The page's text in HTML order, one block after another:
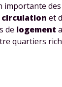
importante des
circulation et
de logement
quartiers